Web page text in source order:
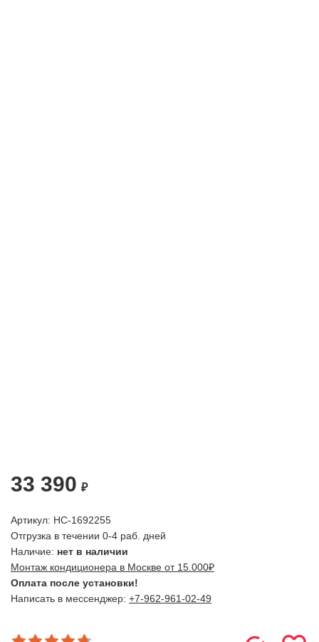
33 390 ₽
Артикул: НС-1692255
Отгрузка в течении 0-4 раб. дней
Наличие: нет в наличии
Монтаж кондиционера в Москве от 15.000₽
Оплата после установки!
Написать в мессенджер: +7-962-961-02-49